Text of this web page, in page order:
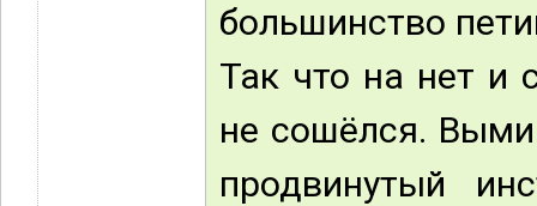
большинство
Так что на нет и
не сошёлся.
продвинутый